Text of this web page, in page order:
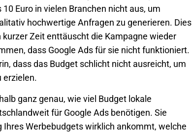
Euro in vielen Branchen nicht aus, um
hochwertige Anfragen zu generieren. Dies
Zeit enttäuscht die Kampagne wieder
dass Google Ads für sie nicht funktioniert.
dass das Budget schlicht nicht ausreicht, um
erzielen.
ganz genau, wie viel Budget lokale
für Google Ads benötigen. Sie
Werbebudgets wirklich ankommt, welche